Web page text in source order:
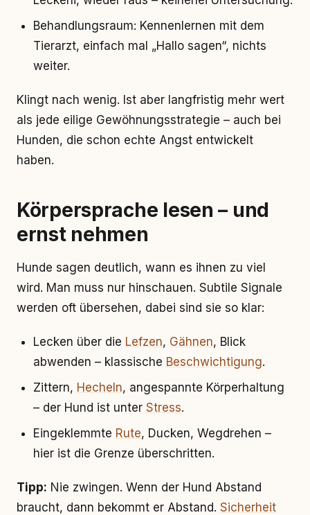
Behandlungsraum: Kennenlernen mit dem
Tierarzt, einfach mal „Hallo sagen“, nichts
weiter.
Klingt nach wenig. Ist aber langfristig mehr wert
als jede eilige Gewöhnungsstrategie – auch bei
Hunden, die schon echte Angst entwickelt
haben.
Körpersprache lesen – und
ernst nehmen
Hunde sagen deutlich, wann es ihnen zu viel
wird. Man muss nur hinschauen. Subtile Signale
werden oft übersehen, dabei sind sie so klar:
Lecken über die Lefzen, Gähnen, Blick
abwenden – klassische Beschwichtigung.
Zittern, Hecheln, angespannte Körperhaltung
– der Hund ist unter Stress.
Eingeklemmte Rute, Ducken, Wegdrehen –
hier ist die Grenze überschritten.
Tipp: Nie zwingen. Wenn der Hund Abstand
braucht, dann bekommt er Abstand. Sicherheit